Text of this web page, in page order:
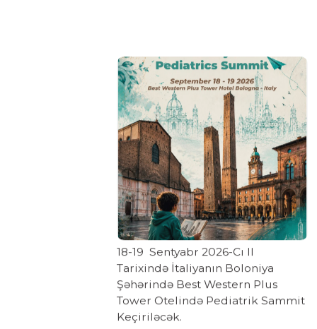
18-19 Sentyabr 2026-Cı Il
Tarixində İtaliyanın Boloniya
Şəhərində Best Western Plus
Tower Otelində Pediatrik Sammit
Keçiriləcək.